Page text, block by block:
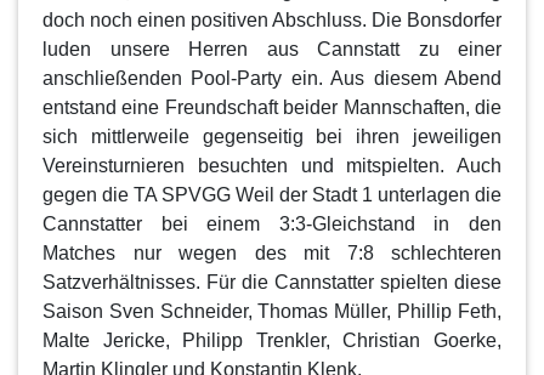
doch noch einen positiven Abschluss. Die Bonsdorfer
luden unsere Herren aus Cannstatt zu einer
anschließenden Pool-Party ein. Aus diesem Abend
entstand eine Freundschaft beider Mannschaften, die
sich mittlerweile gegenseitig bei ihren jeweiligen
Vereinsturnieren besuchten und mitspielten. Auch
gegen die TA SPVGG Weil der Stadt 1 unterlagen die
Cannstatter bei einem 3:3-Gleichstand in den
Matches nur wegen des mit 7:8 schlechteren
Satzverhältnisses. Für die Cannstatter spielten diese
Saison Sven Schneider, Thomas Müller, Phillip Feth,
Malte Jericke, Philipp Trenkler, Christian Goerke,
Martin Klingler und Konstantin Klenk.